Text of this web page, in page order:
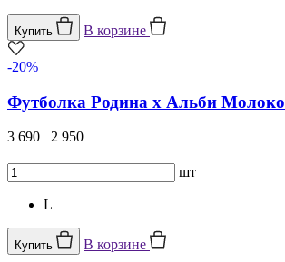
Купить В корзине
-20%
Футболка Родина х Альби Молоко
3 690 2 950
шт
L
Купить В корзине